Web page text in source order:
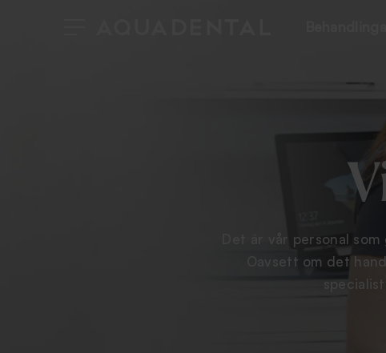
Det är vår personal
Oavsett om det